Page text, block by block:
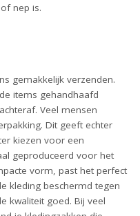
nep is.
gemakkelijk verzenden.
items gehandhaafd
Veel mensen
Dit geeft echter
kiezen voor een
geproduceerd voor het
vorm, past het perfect
kleding beschermd tegen
kwaliteit goed. Bij veel